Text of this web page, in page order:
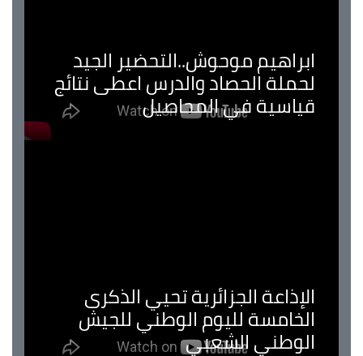
ابراهيم موحوش..التحضير الجيد
لحملة الحصاد والدرس اعطى نتائج
قياسية في المحاصيل
الإذاعة الجزائرية تحيي الذكرى
الخامسة لليوم الوطني للجيش
الوطني الشعبي